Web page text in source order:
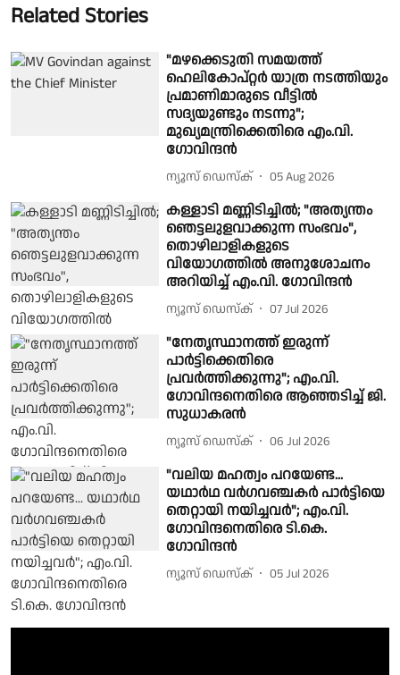
Related Stories
"മഴക്കെടുതി സമയത്ത്
ഹെലികോപ്റ്റർ യാത്ര നടത്തിയും
പ്രമാണിമാരുടെ വീട്ടിൽ
സദ്യയുണ്ടും നടന്നു";
മുഖ്യമന്ത്രിക്കെതിരെ എം.വി.
ഗോവിന്ദൻ
ന്യൂസ് ഡെസ്ക് 05 Aug 2026
കള്ളാടി മണ്ണിടിച്ചിൽ; "അത്യന്തം
ഞെട്ടലുളവാക്കുന്ന സംഭവം",
തൊഴിലാളികളുടെ
വിയോഗത്തിൽ അനുശോചനം
അറിയിച്ച് എം.വി. ഗോവിന്ദൻ
ന്യൂസ് ഡെസ്ക് 07 Jul 2026
"നേതൃസ്ഥാനത്ത് ഇരുന്ന്
പാർട്ടിക്കെതിരെ
പ്രവർത്തിക്കുന്നു"; എം.വി.
ഗോവിന്ദനെതിരെ ആഞ്ഞടിച്ച് ജി.
സുധാകരൻ
ന്യൂസ് ഡെസ്ക് 06 Jul 2026
"വലിയ മഹത്വം പറയേണ്ട...
യഥാർഥ വർ​ഗവഞ്ചകർ പാർട്ടിയെ
തെറ്റായി നയിച്ചവർ"; എം.വി.​ ​
ഗോവിന്ദനെതിരെ ടി.കെ. ​
ഗോവിന്ദൻ
ന്യൂസ് ഡെസ്ക് 05 Jul 2026